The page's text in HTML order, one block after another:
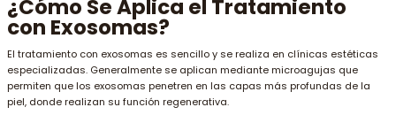
¿Cómo Se Aplica el Tratamiento
con Exosomas?
El tratamiento con exosomas es sencillo y se realiza en clínicas estéticas
especializadas. Generalmente se aplican mediante microagujas que
permiten que los exosomas penetren en las capas más profundas de la
piel, donde realizan su función regenerativa.